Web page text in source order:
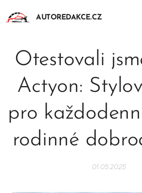
AUTOREDAKCE.CZ
Otestovali
Actyon:
pro
rodinné
01.05.2025